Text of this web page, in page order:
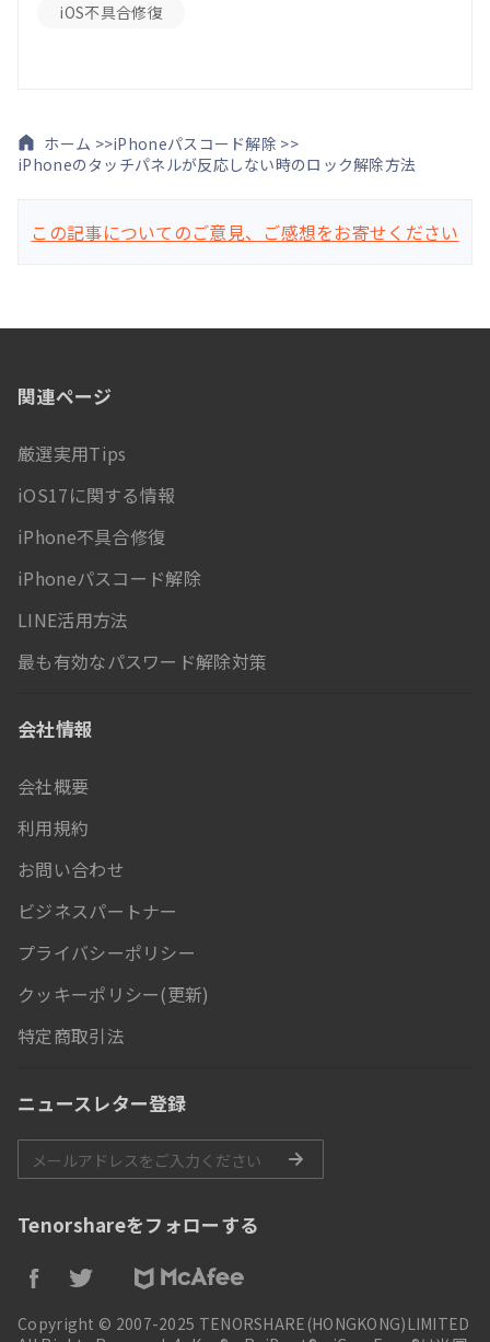
iOS不具合修復
ホーム >>iPhoneパスコード解除 >>
iPhoneのタッチパネルが反応しない時のロック解除方法
この記事についてのご意見、ご感想をお寄せください
関連ページ
厳選実用Tips
iOS17に関する情報
iPhone不具合修復
iPhoneパスコード解除
LINE活用方法
最も有効なパスワード解除対策
会社情報
会社概要
利用規約
お問い合わせ
ビジネスパートナー
プライバシーポリシー
クッキーポリシー(更新)
特定商取引法
ニュースレター登録
Tenorshareをフォローする
Copyright © 2007-2025 TENORSHARE(HONGKONG)LIMITED